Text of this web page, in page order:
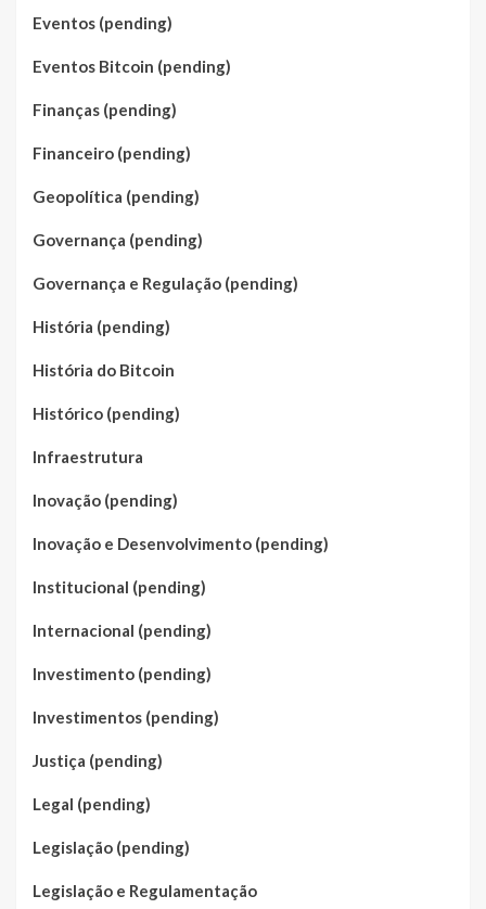
Eventos (pending)
Eventos Bitcoin (pending)
Finanças (pending)
Financeiro (pending)
Geopolítica (pending)
Governança (pending)
Governança e Regulação (pending)
História (pending)
História do Bitcoin
Histórico (pending)
Infraestrutura
Inovação (pending)
Inovação e Desenvolvimento (pending)
Institucional (pending)
Internacional (pending)
Investimento (pending)
Investimentos (pending)
Justiça (pending)
Legal (pending)
Legislação (pending)
Legislação e Regulamentação